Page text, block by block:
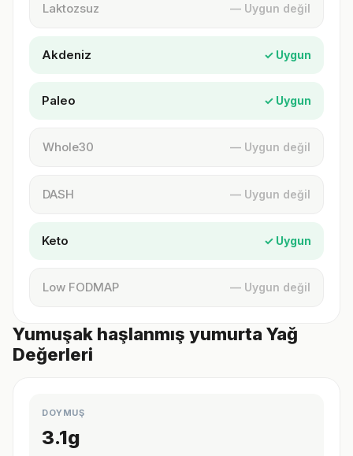
Laktozsuz — Uygun değil
Akdeniz ✓ Uygun
Paleo ✓ Uygun
Whole30 — Uygun değil
DASH — Uygun değil
Keto ✓ Uygun
Low FODMAP — Uygun değil
Yumuşak haşlanmış yumurta Yağ
Değerleri
DOYMUŞ
3.1g